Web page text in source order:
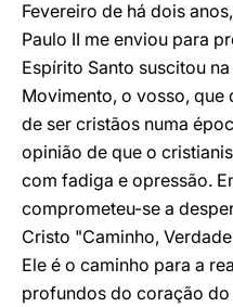
Fevereiro de há dois
Paulo II me enviou para
Espírito Santo suscitou
Movimento, o vosso, que
de ser cristãos numa
opinião de que o
com fadiga e opressão.
comprometeu-se a
Cristo "Caminho,
Ele é o caminho para a
profundos do coração do